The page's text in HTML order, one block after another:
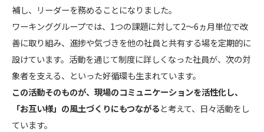
補し、リーダーを務めることになりました。
ワーキンググループでは、1つの課題に対して2～6ヵ月単位で改
善に取り組み、進捗や気づきを他の社員と共有する場を定期的に
設けています。活動を通じて制度に詳しくなった社員が、次の対
象者を支える、といった好循環も生まれています。
この活動そのものが、現場のコミュニケーションを活性化し、
「お互い様」の風土づくりにもつながると考えて、日々活動をし
ています。